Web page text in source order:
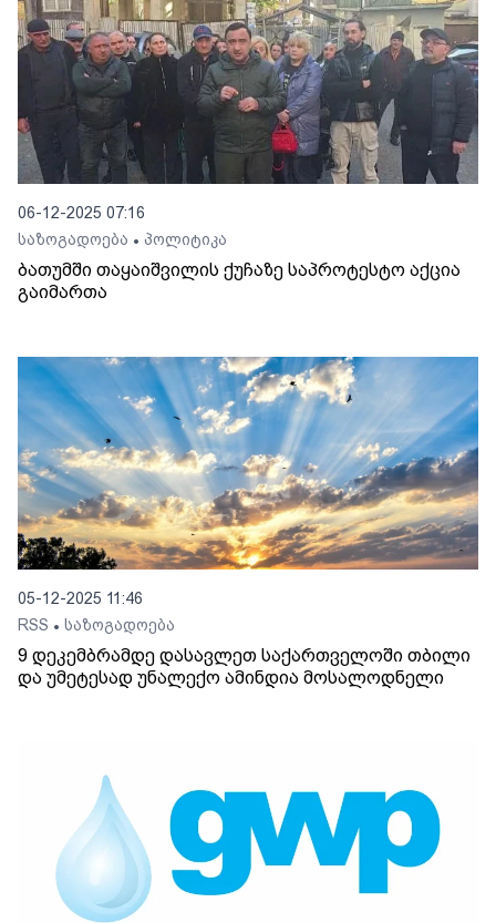
06-12-2025 07:16
საზოგადოება • პოლიტიკა
ბათუმში თაყაიშვილის ქუჩაზე საპროტესტო აქცია
გაიმართა
05-12-2025 11:46
RSS • საზოგადოება
9 დეკემბრამდე დასავლეთ საქართველოში თბილი
და უმეტესად უნალექო ამინდია მოსალოდნელი